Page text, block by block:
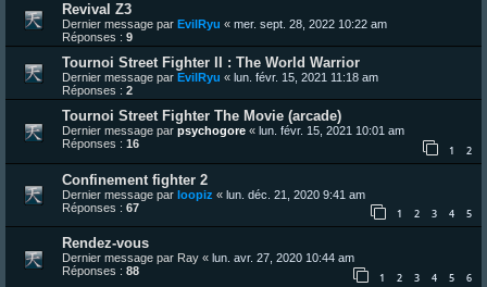
Revival Z3
Dernier message par EvilRyu « mer. sept. 28, 2022 10:22 am
Réponses : 9
Tournoi Street Fighter II : The World Warrior
Dernier message par EvilRyu « lun. févr. 15, 2021 11:18 am
Réponses : 2
Tournoi Street Fighter The Movie (arcade)
Dernier message par psychogore « lun. févr. 15, 2021 10:01 am
Réponses : 16 1 2
Confinement fighter 2
Dernier message par loopiz « lun. déc. 21, 2020 9:41 am
Réponses : 67 1 2 3 4 5
Rendez-vous
Dernier message par Ray « lun. avr. 27, 2020 10:44 am
Réponses : 88 1 2 3 4 5 6